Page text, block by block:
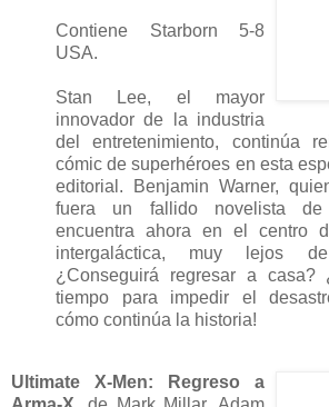
Contiene Starborn 5-8
USA.
Stan Lee, el mayor
innovador de la industria
del entretenimiento, continúa
cómic de superhéroes en esta
editorial. Benjamin Warner,
fuera un fallido novelista
encuentra ahora en el centro
intergaláctica, muy lejos
¿Conseguirá regresar a
tiempo para impedir el
cómo continúa la historia!
Ultimate X-Men: Regreso a